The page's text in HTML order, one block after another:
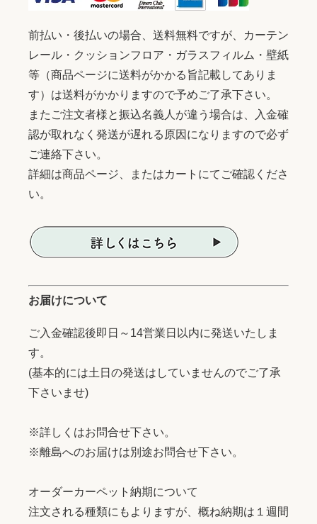
前払い・後払いの場合、送料無料ですが、カーテン
レール・クッションフロア・ガラスフィルム・壁紙
等（商品ページに送料がかかる旨記載してありま
す）は送料がかかりますので予めご了承下さい。
またご注文者様と振込名義人が違う場合は、入金確
認が取れなく発送が遅れる原因になりますので必ず
ご連絡下さい。
詳細は商品ページ、またはカートにてご確認くださ
い。
お届けについて
ご入金確認後即日～14営業日以内に発送いたしま
す。
(基本的には土日の発送はしていませんのでご了承
下さいませ)
※詳しくはお問合せ下さい。
※離島へのお届けは別途お問合せ下さい。
オーダーカーペット納期について
注文される種類にもよりますが、概ね納期は１週間